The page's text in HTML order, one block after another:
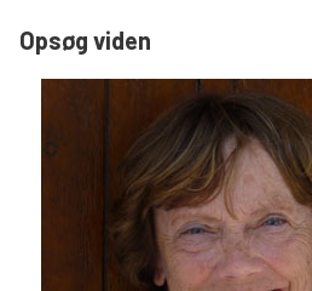
Opsøg viden